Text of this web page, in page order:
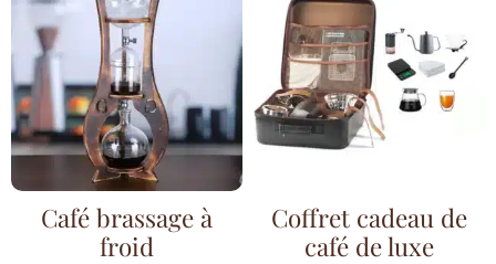
Café brassage à
froid
Coffret cadeau de
café de luxe